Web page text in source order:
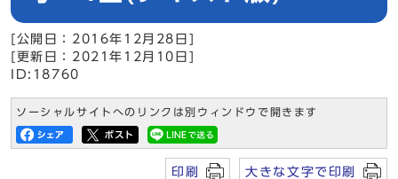
[公開日：2016年12月28日]
[更新日：2021年12月10日]
ID:18760
ソーシャルサイトへのリンクは別ウィンドウで開きます
印刷 大きな文字で印刷